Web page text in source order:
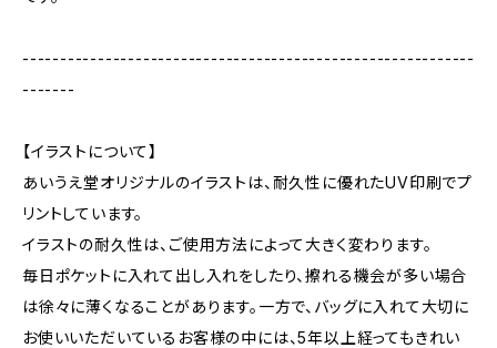
------------------------------------------------------------
-------
【イラストについて】
あいうえ堂オリジナルのイラストは、耐久性に優れたUV印刷でプ
リントしています。
イラストの耐久性は、ご使用方法によって大きく変わります。
毎日ポケットに入れて出し入れをしたり、擦れる機会が多い場合
は徐々に薄くなることがあります。一方で、バッグに入れて大切に
お使いいただいているお客様の中には、5年以上経ってもきれい